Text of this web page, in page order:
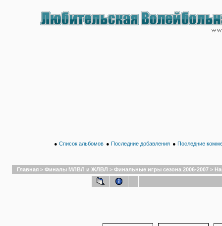
● Список альбомов ● Последние добавления ● Последние
Главная > Финалы МЛВЛ и ЖЛВЛ > Финальные игры сезона 2006-2007 >